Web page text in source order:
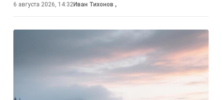
6 августа 2026, 14:32Иван Тихонов ,